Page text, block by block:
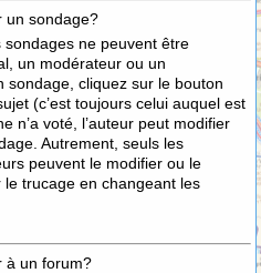
un sondage?
ne peuvent être
un modérateur ou un
sondage, cliquez sur le bouton
(c’est toujours celui auquel est
n’a voté, l’auteur peut modifier
Autrement, seuls les
peuvent le modifier ou le
trucage en changeant les
à un forum?